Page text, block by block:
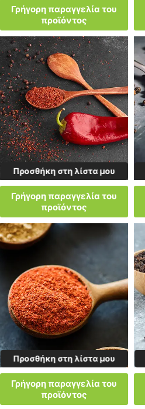
Γρήγορη παραγγελία του
προϊόντος
Προσθήκη στη λίστα μου
Γρήγορη παραγγελία του
προϊόντος
Προσθήκη στη λίστα μου
Γρήγορη παραγγελία του
προϊόντος